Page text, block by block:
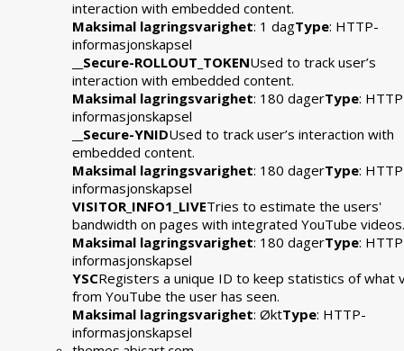
interaction with embedded content.
Maksimal lagringsvarighet: 1 dagType: HTTP-
informasjonskapsel
__Secure-ROLLOUT_TOKENUsed to track user’s
interaction with embedded content.
Maksimal lagringsvarighet: 180 dagerType:
informasjonskapsel
__Secure-YNIDUsed to track user’s interaction with
embedded content.
Maksimal lagringsvarighet: 180 dagerType:
informasjonskapsel
VISITOR_INFO1_LIVETries to estimate the users'
bandwidth on pages with integrated YouTube videos.
Maksimal lagringsvarighet: 180 dagerType:
informasjonskapsel
YSCRegisters a unique ID to keep statistics of what
from YouTube the user has seen.
Maksimal lagringsvarighet: ØktType: HTTP-
informasjonskapsel